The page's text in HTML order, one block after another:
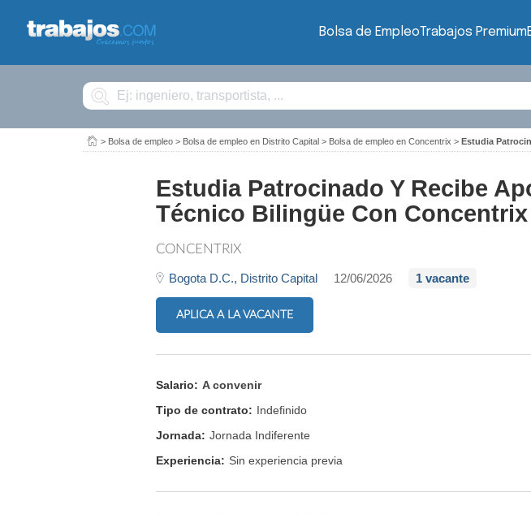
Bolsa de EmpleoTrabajos Premium
Buscar
> Bolsa de empleo > Bolsa de empleo en Distrito Capital > Bolsa de empleo en Concentrix > Estudia
Estudia Patrocinado Y Recibe
Técnico Bilingüe Con Concentrix
CONCENTRIX
Bogota D.C., Distrito Capital 12/06/2026 1 vacante
APLICA A LA VACANTE
Salario: A convenir
Tipo de contrato: Indefinido
Jornada: Jornada Indiferente
Experiencia: Sin experiencia previa